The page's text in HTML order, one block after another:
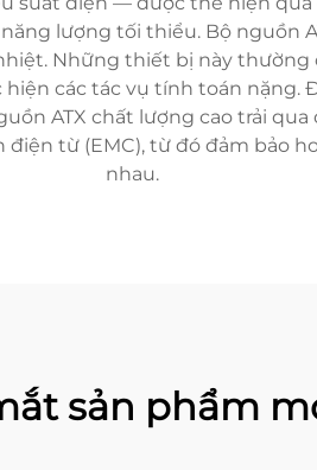
lượng tối thiểu. Bộ nguồn
Những thiết bị này
các tác vụ tính toán
ATX chất lượng cao trải
từ (EMC), từ đó đảm bảo
nhau.
sản phẩm